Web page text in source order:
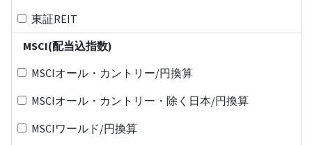
東証REIT
MSCI(配当込指数)
MSCIオール・カントリー/円換算
MSCIオール・カントリー・除く日本/円換算
MSCIワールド/円換算